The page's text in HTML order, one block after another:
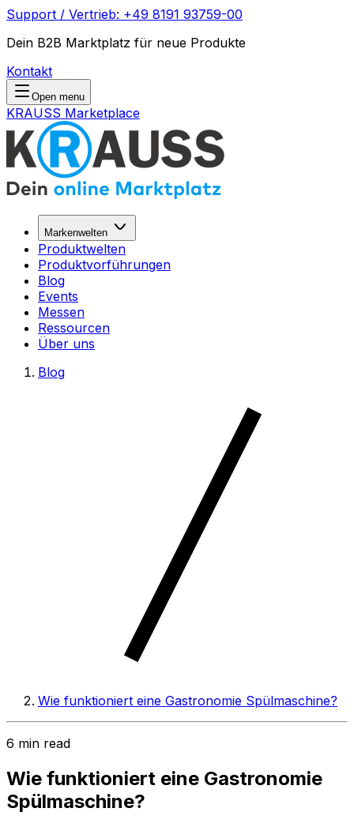
Support / Vertrieb: +49 8191 93759-00
Dein B2B Marktplatz für neue Produkte
Kontakt
Open menu
KRAUSS Marketplace
Markenwelten
Produktwelten
Produktvorführungen
Blog
Events
Messen
Ressourcen
Über uns
Blog
Wie funktioniert eine Gastronomie Spülmaschine?
6 min read
Wie funktioniert eine Gastronomie
Spülmaschine?